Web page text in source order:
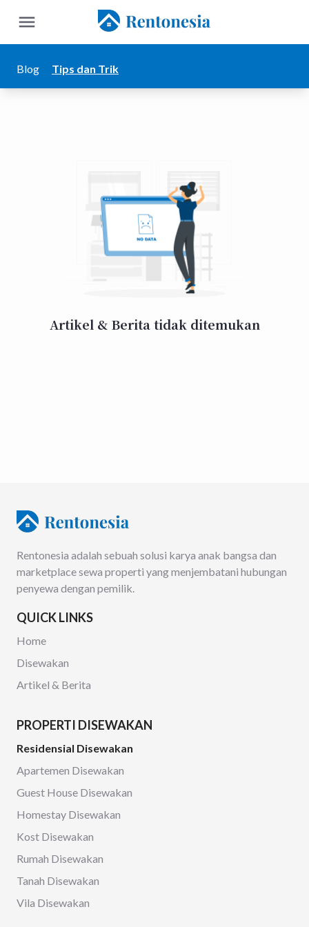
Blog Tips dan Trik
Artikel & Berita tidak ditemukan
Rentonesia adalah sebuah solusi karya anak bangsa dan
marketplace sewa properti yang menjembatani hubungan
penyewa dengan pemilik.
QUICK LINKS
Home
Disewakan
Artikel & Berita
PROPERTI DISEWAKAN
Residensial Disewakan
Apartemen Disewakan
Guest House Disewakan
Homestay Disewakan
Kost Disewakan
Rumah Disewakan
Tanah Disewakan
Vila Disewakan